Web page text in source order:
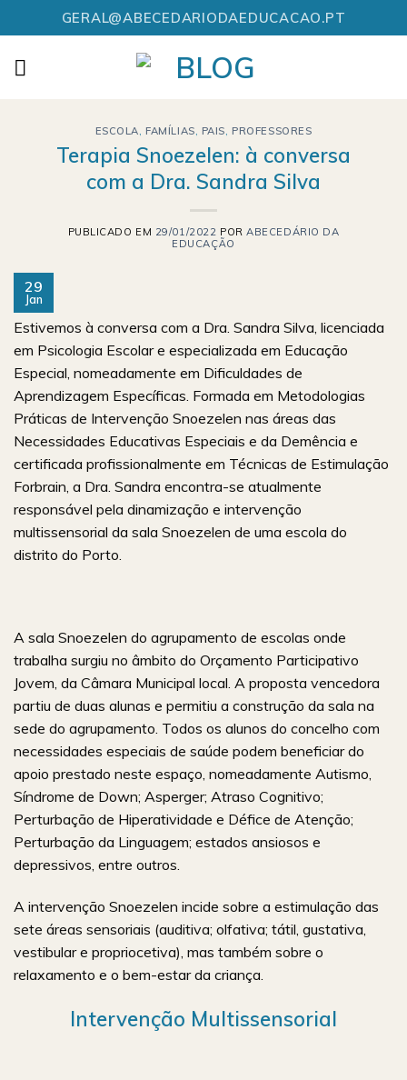
to
content
GERAL@ABECEDARIODAEDUCACAO.PT
ESCOLA,FAMÍLIAS, PAIS,PROFESSORES
Terapia Snoezelen: à conversa
com a Dra. Sandra Silva
PUBLICADO EM 29/01/2022 PORABECEDÁRIO DA
EDUCAÇÃO
29
Jan
Estivemos à conversa com a Dra. Sandra Silva, licenciada
em Psicologia Escolar e especializada em Educação
Especial, nomeadamente em Dificuldades de
Aprendizagem Específicas. Formada em Metodologias
Práticas de Intervenção Snoezelen nas áreas das
Necessidades Educativas Especiais e da Demência e
certificada profissionalmente em Técnicas de Estimulação
Forbrain, a Dra. Sandra encontra-se atualmente
responsável pela dinamização e intervenção
multissensorial da sala Snoezelen de uma escola do
distrito do Porto.
A sala Snoezelen do agrupamento de escolas onde
trabalha surgiu no âmbito do Orçamento Participativo
Jovem, da Câmara Municipal local. A proposta vencedora
partiu de duas alunas e permitiu a construção da sala na
sede do agrupamento. Todos os alunos do concelho com
necessidades especiais de saúde podem beneficiar do
apoio prestado neste espaço, nomeadamente Autismo,
Síndrome de Down; Asperger; Atraso Cognitivo;
Perturbação de Hiperatividade e Défice de Atenção;
Perturbação da Linguagem; estados ansiosos e
depressivos, entre outros.
A intervenção Snoezelen incide sobre a estimulação das
sete áreas sensoriais (auditiva; olfativa; tátil, gustativa,
vestibular e propriocetiva), mas também sobre o
relaxamento e o bem-estar da criança.
Intervenção Multissensorial